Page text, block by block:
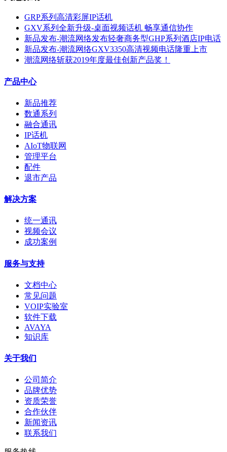
GRP系列高清彩屏IP话机
GXV系列全新升级-桌面视频话机 畅享通信协作
新品发布-潮流网络发布轻奢商务型GHP系列酒店IP电话
新品发布-潮流网络GXV3350高清视频电话隆重上市
潮流网络斩获2019年度最佳创新产品奖！
产品中心
新品推荐
数通系列
融合通讯
IP话机
AIoT物联网
管理平台
配件
退市产品
解决方案
统一通讯
视频会议
成功案例
服务与支持
文档中心
常见问题
VOIP实验室
软件下载
AVAYA
知识库
关于我们
公司简介
品牌优势
资质荣誉
合作伙伴
新闻资讯
联系我们